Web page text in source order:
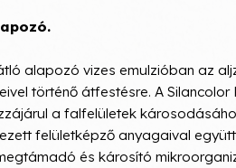
alapozó vizes emulzióban az
történő átfestésre. A Silancolor
a falfelületek
felületképző anyagaival
és károsító